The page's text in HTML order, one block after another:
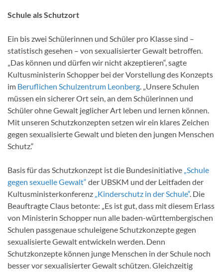
Schule als Schutzort
Ein bis zwei Schülerinnen und Schüler pro Klasse sind –
statistisch gesehen – von sexualisierter Gewalt betroffen.
„Das können und dürfen wir nicht akzeptieren“, sagte
Kultusministerin Schopper bei der Vorstellung des Konzepts
im Beruflichen Schulzentrum Leonberg. „Unsere Schulen
müssen ein sicherer Ort sein, an dem Schülerinnen und
Schüler ohne Gewalt jeglicher Art leben und lernen können.
Mit unseren Schutzkonzepten setzen wir ein klares Zeichen
gegen sexualisierte Gewalt und bieten den jungen Menschen
Schutz.“
Basis für das Schutzkonzept ist die Bundesinitiative „Schule
gegen sexuelle Gewalt“ der UBSKM und der Leitfaden der
Kultusministerkonferenz „Kinderschutz in der Schule“. Die
Beauftragte Claus betonte: „Es ist gut, dass mit diesem Erlass
von Ministerin Schopper nun alle baden-württembergischen
Schulen passgenaue schuleigene Schutzkonzepte gegen
sexualisierte Gewalt entwickeln werden. Denn
Schutzkonzepte können junge Menschen in der Schule noch
besser vor sexualisierter Gewalt schützen. Gleichzeitig